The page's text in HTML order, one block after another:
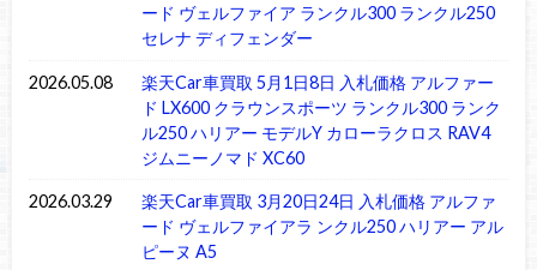
ード ヴェルファイア ランクル300 ランクル250
セレナ ディフェンダー
2026.05.08
楽天Car車買取 5月1日8日 入札価格 アルファー
ド LX600 クラウンスポーツ ランクル300 ランク
ル250 ハリアー モデルY カローラクロス RAV4
ジムニーノマド XC60
2026.03.29
楽天Car車買取 3月20日24日 入札価格 アルファ
ード ヴェルファイアラ ンクル250 ハリアー アル
ピーヌ A5